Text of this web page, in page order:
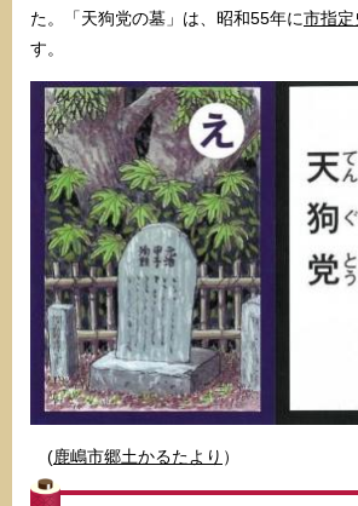
た。「天狗党の墓」は、昭和55年に市指定
す。
(鹿嶋市郷土かるたより ）